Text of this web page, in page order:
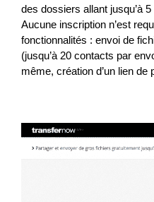
des dossiers allant jusqu’à
Aucune inscription n’est
fonctionnalités : envoi de
(jusqu’à 20 contacts par
même, création d’un lien de